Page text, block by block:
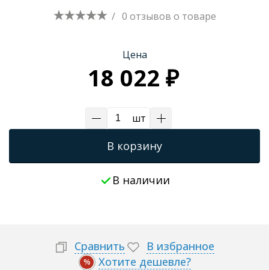
/ 0 отзывов о товаре
Цена
18 022 ₽
шт
В корзину
В наличии
Сравнить В избранное
% Хотите дешевле?